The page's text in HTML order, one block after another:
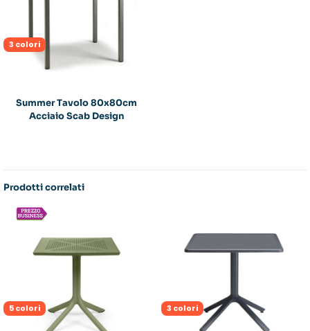
3 colori
Summer Tavolo 80x80cm
Acciaio Scab Design
Prodotti correlati
5 colori 3 colori